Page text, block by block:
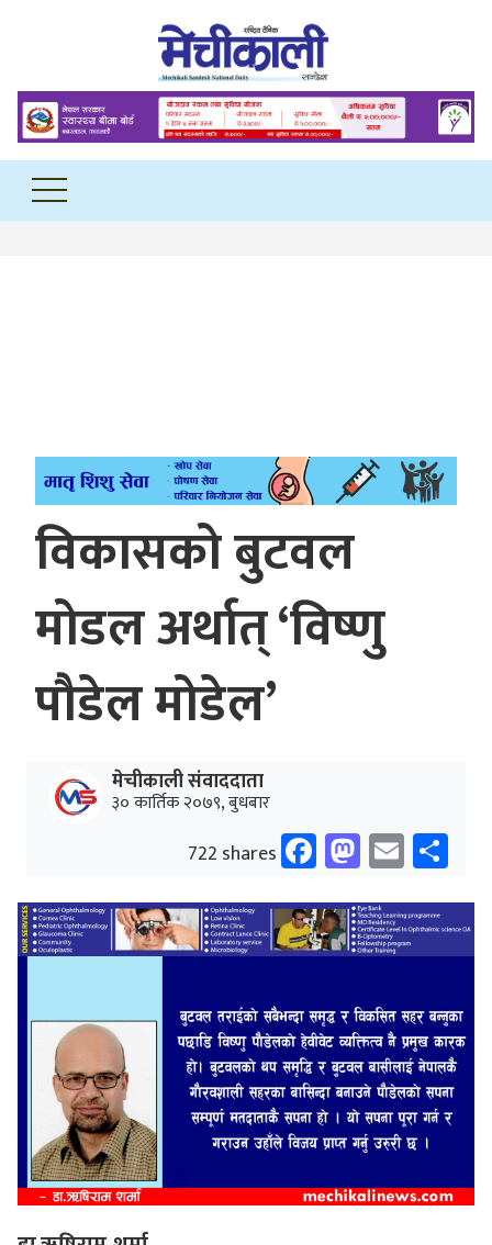
विकासको बुटवल
मोडल अर्थात् ‘विष्णु
पौडेल मोडेल’
मेचीकाली संवाददाता
३० कार्तिक २०७९, बुधबार
722 shares Facebook
Email